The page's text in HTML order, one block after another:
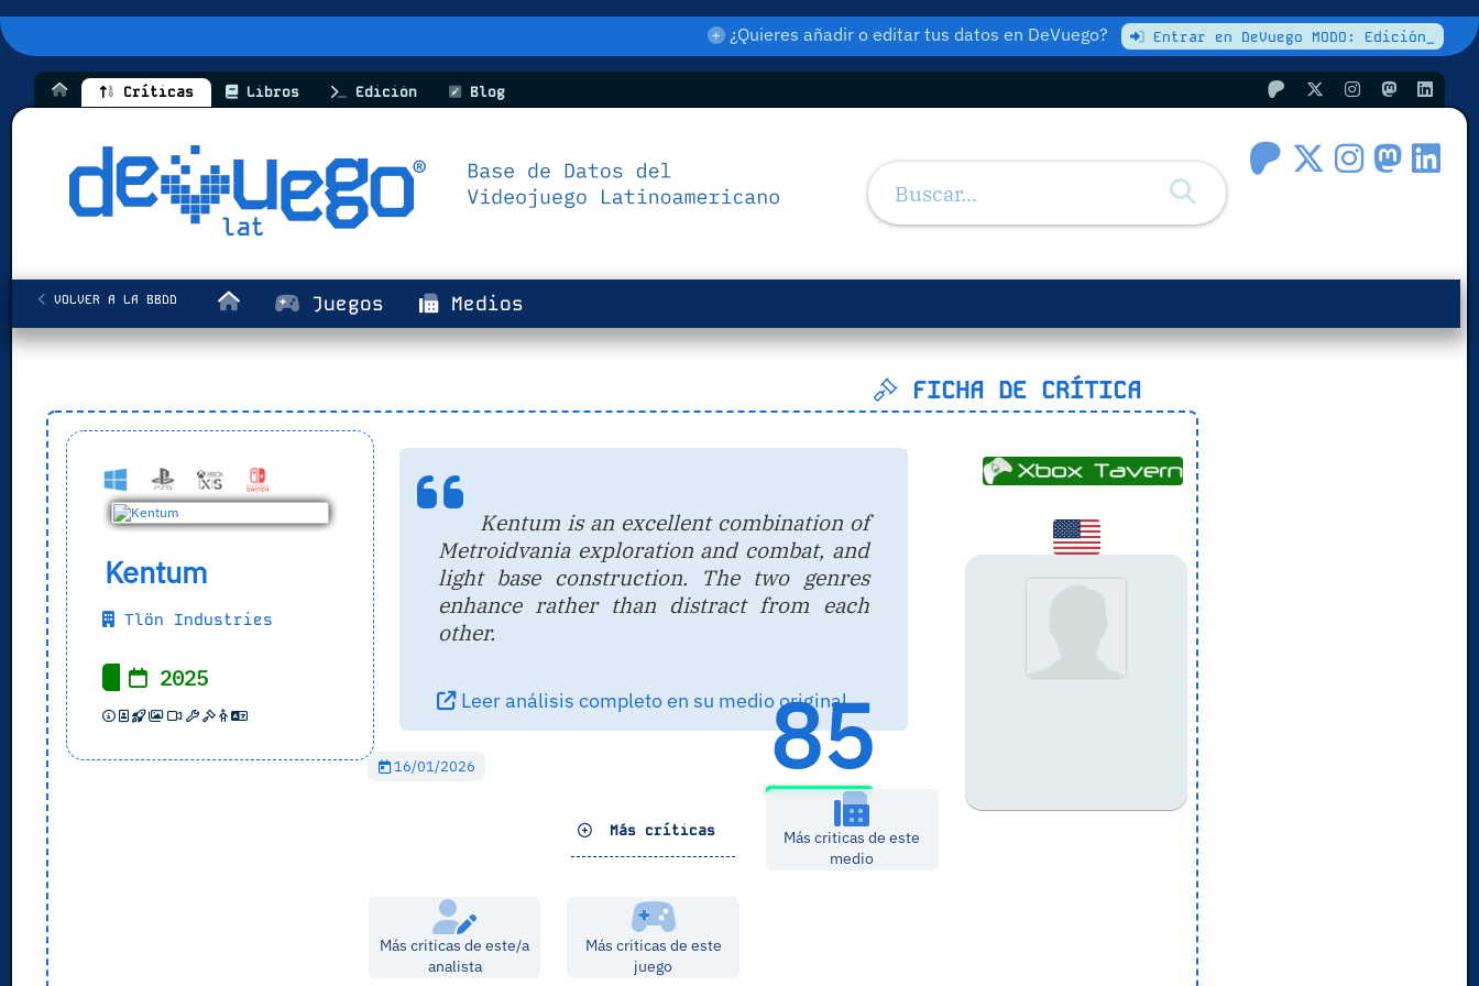
¿Quieres añadir o editar tus datos en DeVuego? Entrar en DeVuego MODO: Edición_
Críticas Libros Edición Blog
Juegos Medios
VOLVER A LA BBDD
FICHA DE CRÍTICA
Kentum
Tlön Industries
2025
Kentum is an excellent combination of
Metroidvania exploration and combat, and
light base construction. The two genres
enhance rather than distract from each
other.
Leer análisis completo en su medio original
85
16/01/2026
Más críticas
Más criticas de este
medio
Más criticas de este/a
analista
Más criticas de este
juego